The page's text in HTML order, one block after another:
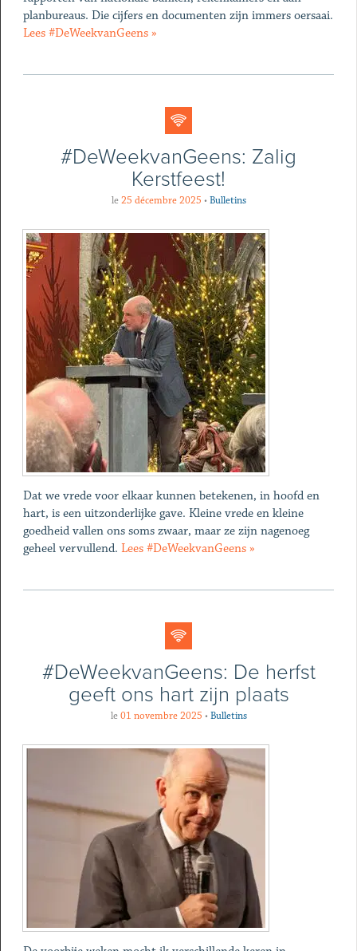
planbureaus. Die cijfers en documenten zijn immers oersaai.
Lees #DeWeekvanGeens »
#DeWeekvanGeens: Zalig
Kerstfeest!
le 25 décembre 2025 • Bulletins
Dat we vrede voor elkaar kunnen betekenen, in hoofd en
hart, is een uitzonderlijke gave. Kleine vrede en kleine
goedheid vallen ons soms zwaar, maar ze zijn nagenoeg
geheel vervullend. Lees #DeWeekvanGeens »
#DeWeekvanGeens: De herfst
geeft ons hart zijn plaats
le 01 novembre 2025 • Bulletins